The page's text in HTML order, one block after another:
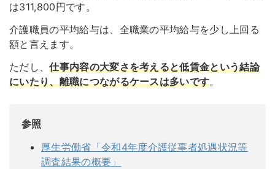
は311,800円です。
介護職員の平均給与は、全職業の平均給与を少し上回る
額と言えます。
ただし、仕事内容の大変さを考えると低賃金という結論
にいたり、離職につながるケースは多いです。
参照
厚生労働省「令和4年度介護従事者処遇状況等
調査結果の概要」